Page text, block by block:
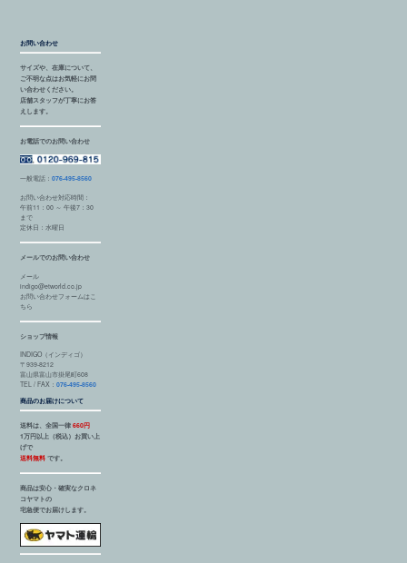
お問い合わせ
サイズや、在庫について、
ご不明な点はお気軽にお問
い合わせください。
店舗スタッフが丁寧にお答
えします。
お電話でのお問い合わせ
一般電話：076-495-8560
お問い合わせ対応時間：
午前11：00 ～ 午後7：30
まで
定休日：水曜日
メールでのお問い合わせ
メール
indigo@etworld.co.jp
お問い合わせフォームはこ
ちら
ショップ情報
INDIGO（インディゴ）
〒939-8212
富山県富山市掛尾町608
TEL / FAX：076-495-8560
商品のお届けについて
送料は、全国一律660円
1万円以上（税込）お買い上
げで
送料無料 です。
商品は安心・確実なクロネ
コヤマトの
宅急便でお届けします。